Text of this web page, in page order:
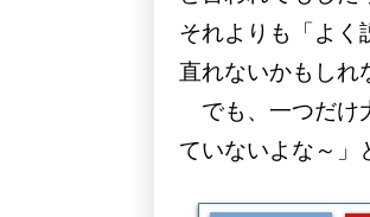
それよりも「よく
直れないかもしれ
でも、一つだけ
ていないよな～」